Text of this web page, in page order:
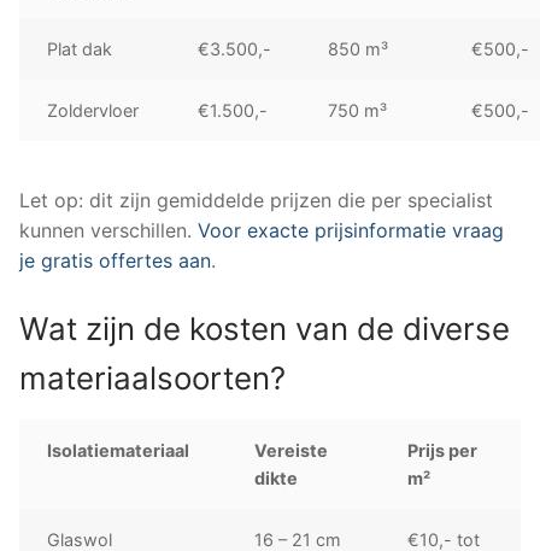
Plat dak €3.500,- 850 m³ €500,-
Zoldervloer €1.500,- 750 m³ €500,-
Let op: dit zijn gemiddelde prijzen die per specialist
kunnen verschillen. Voor exacte prijsinformatie vraag
je gratis offertes aan.
Wat zijn de kosten van de diverse
materiaalsoorten?
Isolatiemateriaal
Vereiste
dikte
Prijs per
m²
Glaswol 16 – 21 cm
€10,- tot